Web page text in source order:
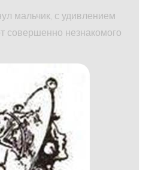
мальчик, с удивлением
совершенно незнакомого